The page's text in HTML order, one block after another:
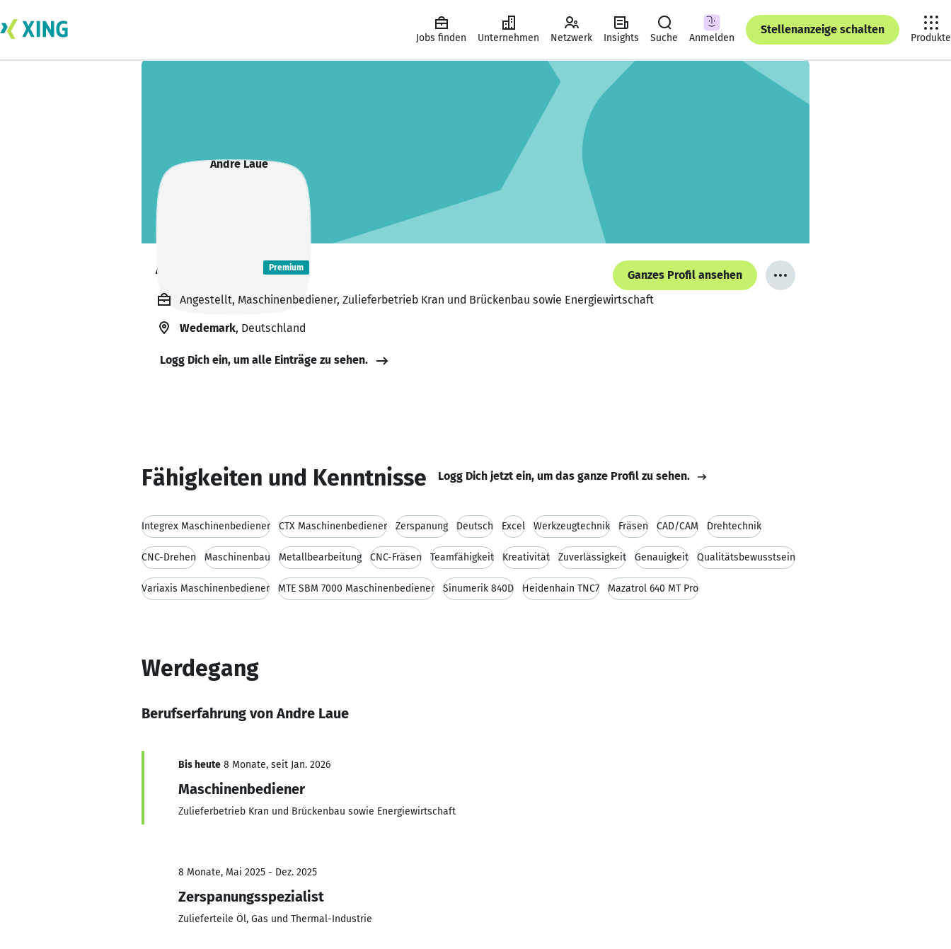
Jobs finden Unternehmen Netzwerk Insights Suche Anmelden
Stellenanzeige schalten
Produkte
Andre Laue Premium
Ganzes Profil ansehen
Angestellt, Maschinenbediener, Zulieferbetrieb Kran und Brückenbau sowie Energiewirtschaft
Wedemark, Deutschland
Logg Dich ein, um alle Einträge zu sehen.
Fähigkeiten und Kenntnisse Logg Dich jetzt ein, um das ganze Profil zu sehen.
Integrex Maschinenbediener CTX Maschinenbediener Zerspanung Deutsch Excel Werkzeugtechnik Fräsen CAD/CAM Drehtechnik
CNC-Drehen Maschinenbau Metallbearbeitung CNC-Fräsen Teamfähigkeit Kreativität Zuverlässigkeit Genauigkeit Qualitätsbewusstsein
Variaxis Maschinenbediener MTE SBM 7000 Maschinenbediener Sinumerik 840D Heidenhain TNC7 Mazatrol 640 MT Pro
Werdegang
Berufserfahrung von Andre Laue
Bis heute 8 Monate, seit Jan. 2026
Maschinenbediener
Zulieferbetrieb Kran und Brückenbau sowie Energiewirtschaft
8 Monate, Mai 2025 - Dez. 2025
Zerspanungsspezialist
Zulieferteile Öl, Gas und Thermal-Industrie